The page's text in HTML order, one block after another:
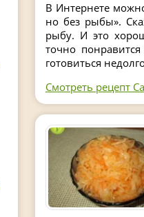
В Интернете
но без рыбы».
рыбу. И это
точно
готовиться
Смотреть рецепт